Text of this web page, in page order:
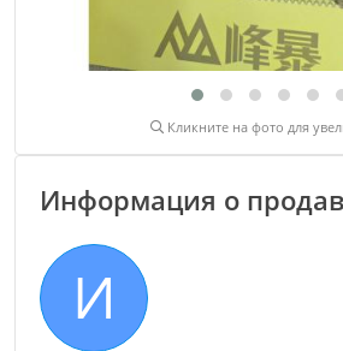
Кликните на фото для
Информация о
И